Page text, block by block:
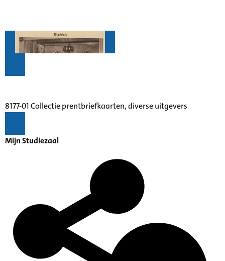
8177-01 Collectie prentbriefkaarten, diverse uitgevers
Mijn Studiezaal